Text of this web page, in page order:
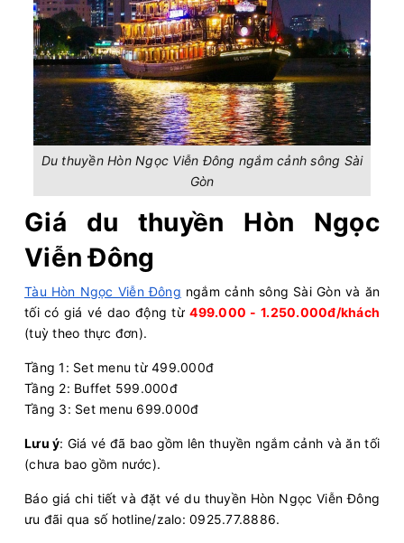
Du thuyền Hòn Ngọc Viễn Đông ngắm cảnh sông Sài
Gòn
Giá du thuyền Hòn Ngọc
Viễn Đông
Tàu Hòn Ngọc Viễn Đông ngắm cảnh sông Sài Gòn và ăn
tối có giá vé dao động từ499.000 - 1.250.000đ/khách
(tuỳ theo thực đơn).
Tầng 1: Set menu từ 499.000đ
Tầng 2: Buffet 599.000đ
Tầng 3: Set menu 699.000đ
Lưu ý: Giá vé đã bao gồm lên thuyền ngắm cảnh và ăn tối
(chưa bao gồm nước).
Báo giá chi tiết và đặt vé du thuyền Hòn Ngọc Viễn Đông
ưu đãi qua số hotline/zalo: 0925.77.8886.